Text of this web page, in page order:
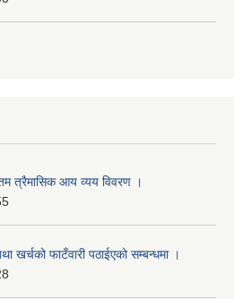
त्रैमासिक आय व्यय विवरण ।
खर्चको फाटँवारी पठाईएको सम्बन्धमा ।